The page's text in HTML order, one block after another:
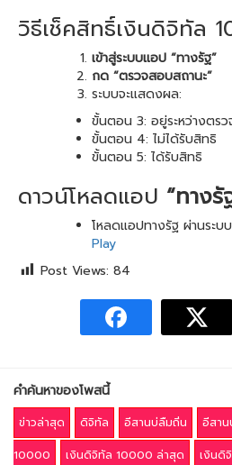
วิธีเช็คสิทธิ์เงินดิจิทัล
เข้าสู่ระบบแอป “ทางรัฐ”
กด “ตรวจสอบสถานะ”
ระบบจะแสดงผล:
ขั้นตอน 3: อยู่ระหว่างตร
ขั้นตอน 4: ไม่ได้รับสิทธิ
ขั้นตอน 5: ได้รับสิทธิ
ดาวน์โหลดแอป “ทางรั
โหลดแอปทางรัฐ ผ่านระบบ
Play
Post Views: 84
คำค้นหาของโพสนี้
ข่าวล่าสุด ดิจิทัล อีสานบ่ลืมถิ่น อีสาน
10000
เงินดิจิทัล 10000 ล่าสุด เงินดิ